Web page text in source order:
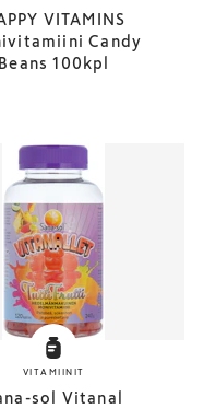
VITAMINS
Candy
Beans 100kpl
VITAMIINIT
sol Vitanal